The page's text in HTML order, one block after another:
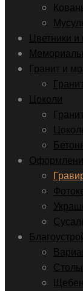
Цветники
Гранит и
Цоколи